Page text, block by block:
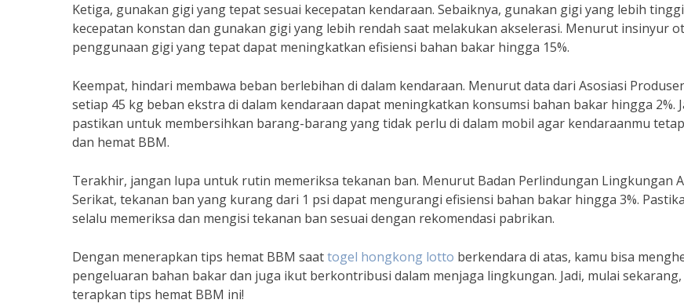
Ketiga, gunakan gigi yang tepat sesuai kecepatan kendaraan. Sebaiknya, gunakan gigi yang lebih
kecepatan konstan dan gunakan gigi yang lebih rendah saat melakukan akselerasi. Menurut insinyur
penggunaan gigi yang tepat dapat meningkatkan efisiensi bahan bakar hingga 15%.
Keempat, hindari membawa beban berlebihan di dalam kendaraan. Menurut data dari Asosiasi
setiap 45 kg beban ekstra di dalam kendaraan dapat meningkatkan konsumsi bahan bakar hingga 2%.
pastikan untuk membersihkan barang-barang yang tidak perlu di dalam mobil agar kendaraanmu
dan hemat BBM.
Terakhir, jangan lupa untuk rutin memeriksa tekanan ban. Menurut Badan Perlindungan Lingkungan
Serikat, tekanan ban yang kurang dari 1 psi dapat mengurangi efisiensi bahan bakar hingga 3%.
selalu memeriksa dan mengisi tekanan ban sesuai dengan rekomendasi pabrikan.
Dengan menerapkan tips hemat BBM saattogel hongkong lotto berkendara di atas, kamu bisa
pengeluaran bahan bakar dan juga ikut berkontribusi dalam menjaga lingkungan. Jadi, mulai
terapkan tips hemat BBM ini!